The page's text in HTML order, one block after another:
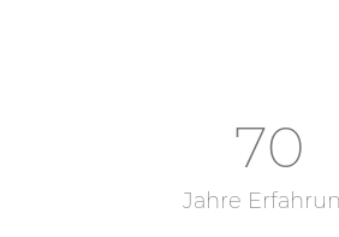
70
Jahre